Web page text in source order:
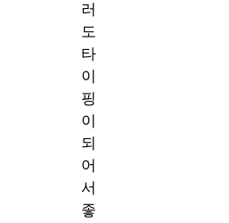
러
도
타
이
핑
이
되
어
서
좋